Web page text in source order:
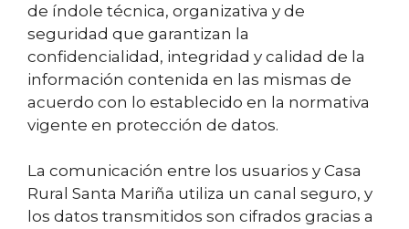
de índole técnica, organizativa y de
seguridad que garantizan la
confidencialidad, integridad y calidad de la
información contenida en las mismas de
acuerdo con lo establecido en la normativa
vigente en protección de datos.
La comunicación entre los usuarios y Casa
Rural Santa Mariña utiliza un canal seguro, y
los datos transmitidos son cifrados gracias a